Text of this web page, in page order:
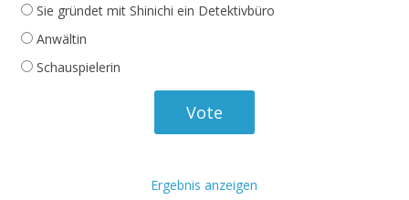
Sie gründet mit Shinichi ein Detektivbüro
Anwältin
Schauspielerin
Ergebnis anzeigen